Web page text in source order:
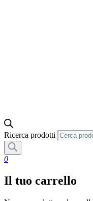
Ricerca prodotti
0
Il tuo carrello